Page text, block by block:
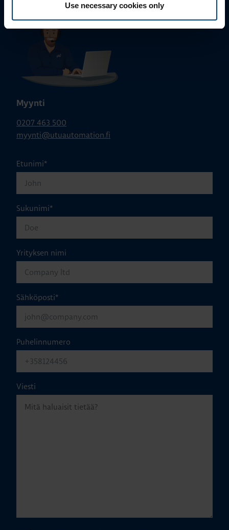
Use necessary cookies only
Myynti
0207 463 500
myynti@utuautomation.fi
Etunimi*
Sukunimi*
Yrityksen nimi
Sähköposti*
Puhelinnumero
Viesti